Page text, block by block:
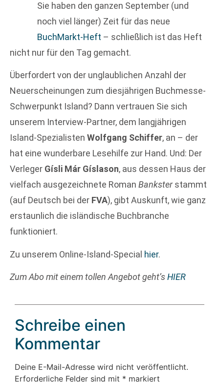
Sie haben den ganzen September (und
noch viel länger) Zeit für das neue
BuchMarkt-Heft – schließlich ist das Heft
nicht nur für den Tag gemacht.
Überfordert von der unglaublichen Anzahl der
Neuerscheinungen zum diesjährigen Buchmesse-
Schwerpunkt Island? Dann vertrauen Sie sich
unserem Interview-Partner, dem langjährigen
Island-Spezialisten Wolfgang Schiffer, an – der
hat eine wunderbare Lesehilfe zur Hand. Und: Der
Verleger Gísli Már Gíslason, aus dessen Haus der
vielfach ausgezeichnete Roman Banksterstammt
(auf Deutsch bei der FVA), gibt Auskunft, wie ganz
erstaunlich die isländische Buchbranche
funktioniert.
Zu unserem Online-Island-Special hier.
Zum Abo mit einem tollen Angebot geht’sHIER
Schreibe einen
Kommentar
Deine E-Mail-Adresse wird nicht veröffentlicht.
Erforderliche Felder sind mit * markiert